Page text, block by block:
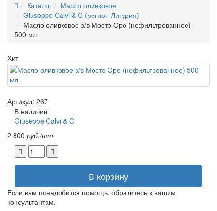
Каталог
Масло оливковое
Giuseppe Calvi & C (регион Лигурия)
Масло оливковое э/в Мосто Оро (нефильтрованное)
500 мл
Хит
Артикул: 267
В наличии
Giuseppe Calvi & C
2 800 руб./шт
В корзину
Если вам понадобится помощь, обратитесь к нашим
консультантам.